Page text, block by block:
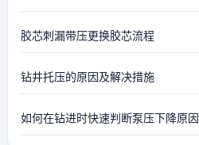
胶芯刺漏带压更换胶芯流程
钻井托压的原因及解决措施
如何在钻进时快速判断泵压下降原因